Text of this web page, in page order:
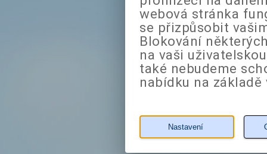
webová stránka
se přizpůsobit
Blokování
na vaši
také nebudeme
nabídku na
Nastavení